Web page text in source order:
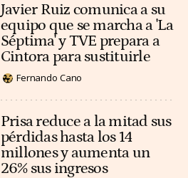
Javier Ruiz comunica a su
equipo que se marcha a 'La
Séptima' y TVE prepara a
Cintora para sustituirle
Fernando Cano
Prisa reduce a la mitad sus
pérdidas hasta los 14
millones y aumenta un
26% sus ingresos